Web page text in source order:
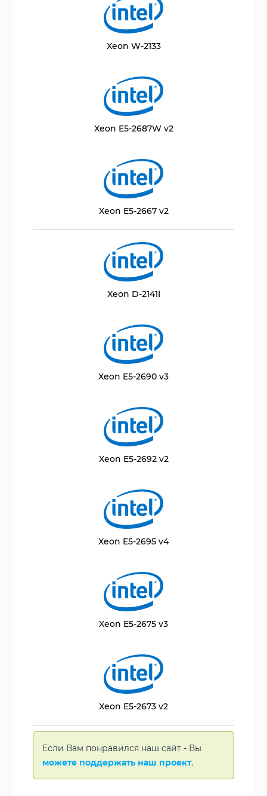
Xeon W-2133
Xeon E5-2687W v2
Xeon E5-2667 v2
Xeon D-2141I
Xeon E5-2690 v3
Xeon E5-2692 v2
Xeon E5-2695 v4
Xeon E5-2675 v3
Xeon E5-2673 v2
Если Вам понравился наш сайт - Вы
можете поддержать наш проект.